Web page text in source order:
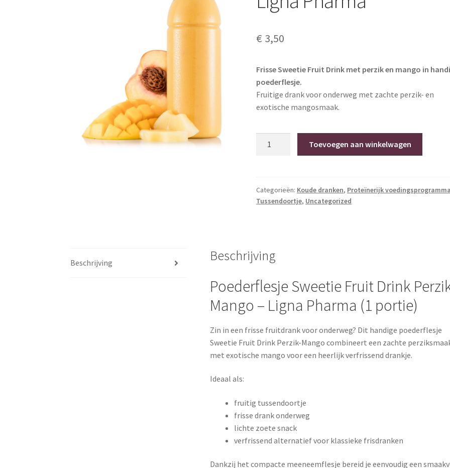
€ 3,50
Frisse Sweetie Fruit Drink met perzik en mango in
poederflesje.
Fruitige drank voor onderweg met zachte perzik- en
exotische mangosmaak.
Perzik-
Mango
hoeveelheid
Toevoegen aan winkelwagen
Categorieën: Koude dranken, Proteïnerijk
Tussendoortje, Uncategorized
Beschrijving Beschrijving
Poederflesje Sweetie Fruit Drink
Mango – Ligna Pharma (1 portie)
Zin in een frisse fruitdrank voor onderweg? Dit handige poederflesje
Sweetie Fruit Drink Perzik-Mango combineert een zachte
met exotische mango voor een heerlijk verfrissend drankje.
Ideaal als:
fruitig tussendoortje
frisse drank onderweg
lichte zoete snack
verfrissend alternatief voor klassieke frisdranken
Dankzij het compacte meeneemflesje bereid je eenvoudig een